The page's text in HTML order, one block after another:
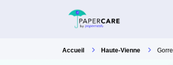
Accueil Haute-Vienne Gorre